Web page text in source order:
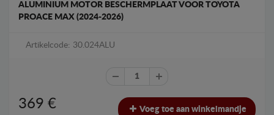
ALUMINIUM MOTOR BESCHERMPLAAT VOOR TOYOTA
PROACE MAX (2024-2026)
Artikelcode: 30.024ALU
369 € Voeg toe aan winkelmandje